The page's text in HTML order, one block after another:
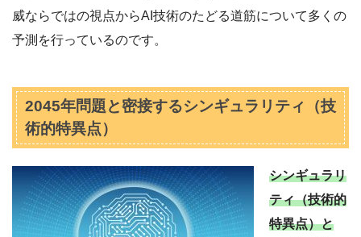
威ならではの視点からAI技術のたどる道筋について多くの
予測を行っているのです。
2045年問題と密接するシンギュラリティ（技
術的特異点）
シンギュラリ
ティ（技術的
特異点）と